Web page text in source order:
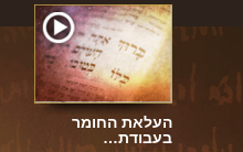
העלאת החומר
בעבודת…